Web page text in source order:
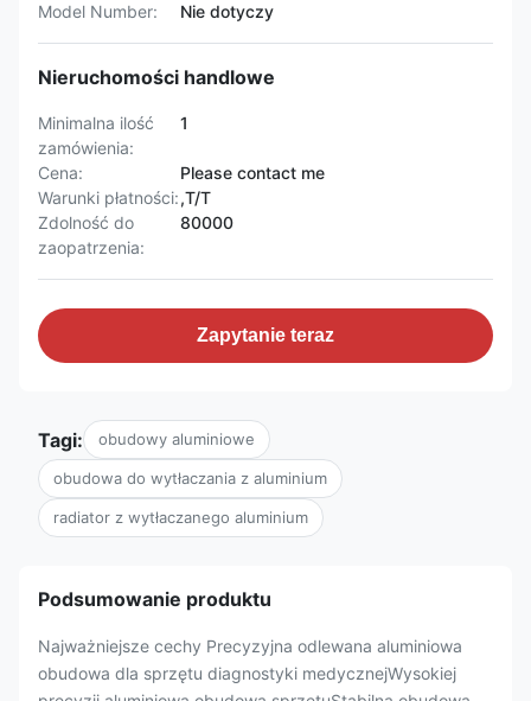
Model Number:
Nie dotyczy
Nieruchomości handlowe
Minimalna ilość
zamówienia:
1
Cena:
Please contact me
Warunki płatności:,T/T
Zdolność do
zaopatrzenia:
80000
Zapytanie teraz
Tagi: obudowy aluminiowe
obudowa do wytłaczania z aluminium
radiator z wytłaczanego aluminium
Podsumowanie produktu
Najważniejsze cechy Precyzyjna odlewana aluminiowa
obudowa dla sprzętu diagnostyki medycznejWysokiej